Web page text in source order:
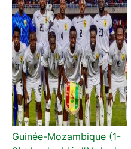
Guinée-Mozambique (1-